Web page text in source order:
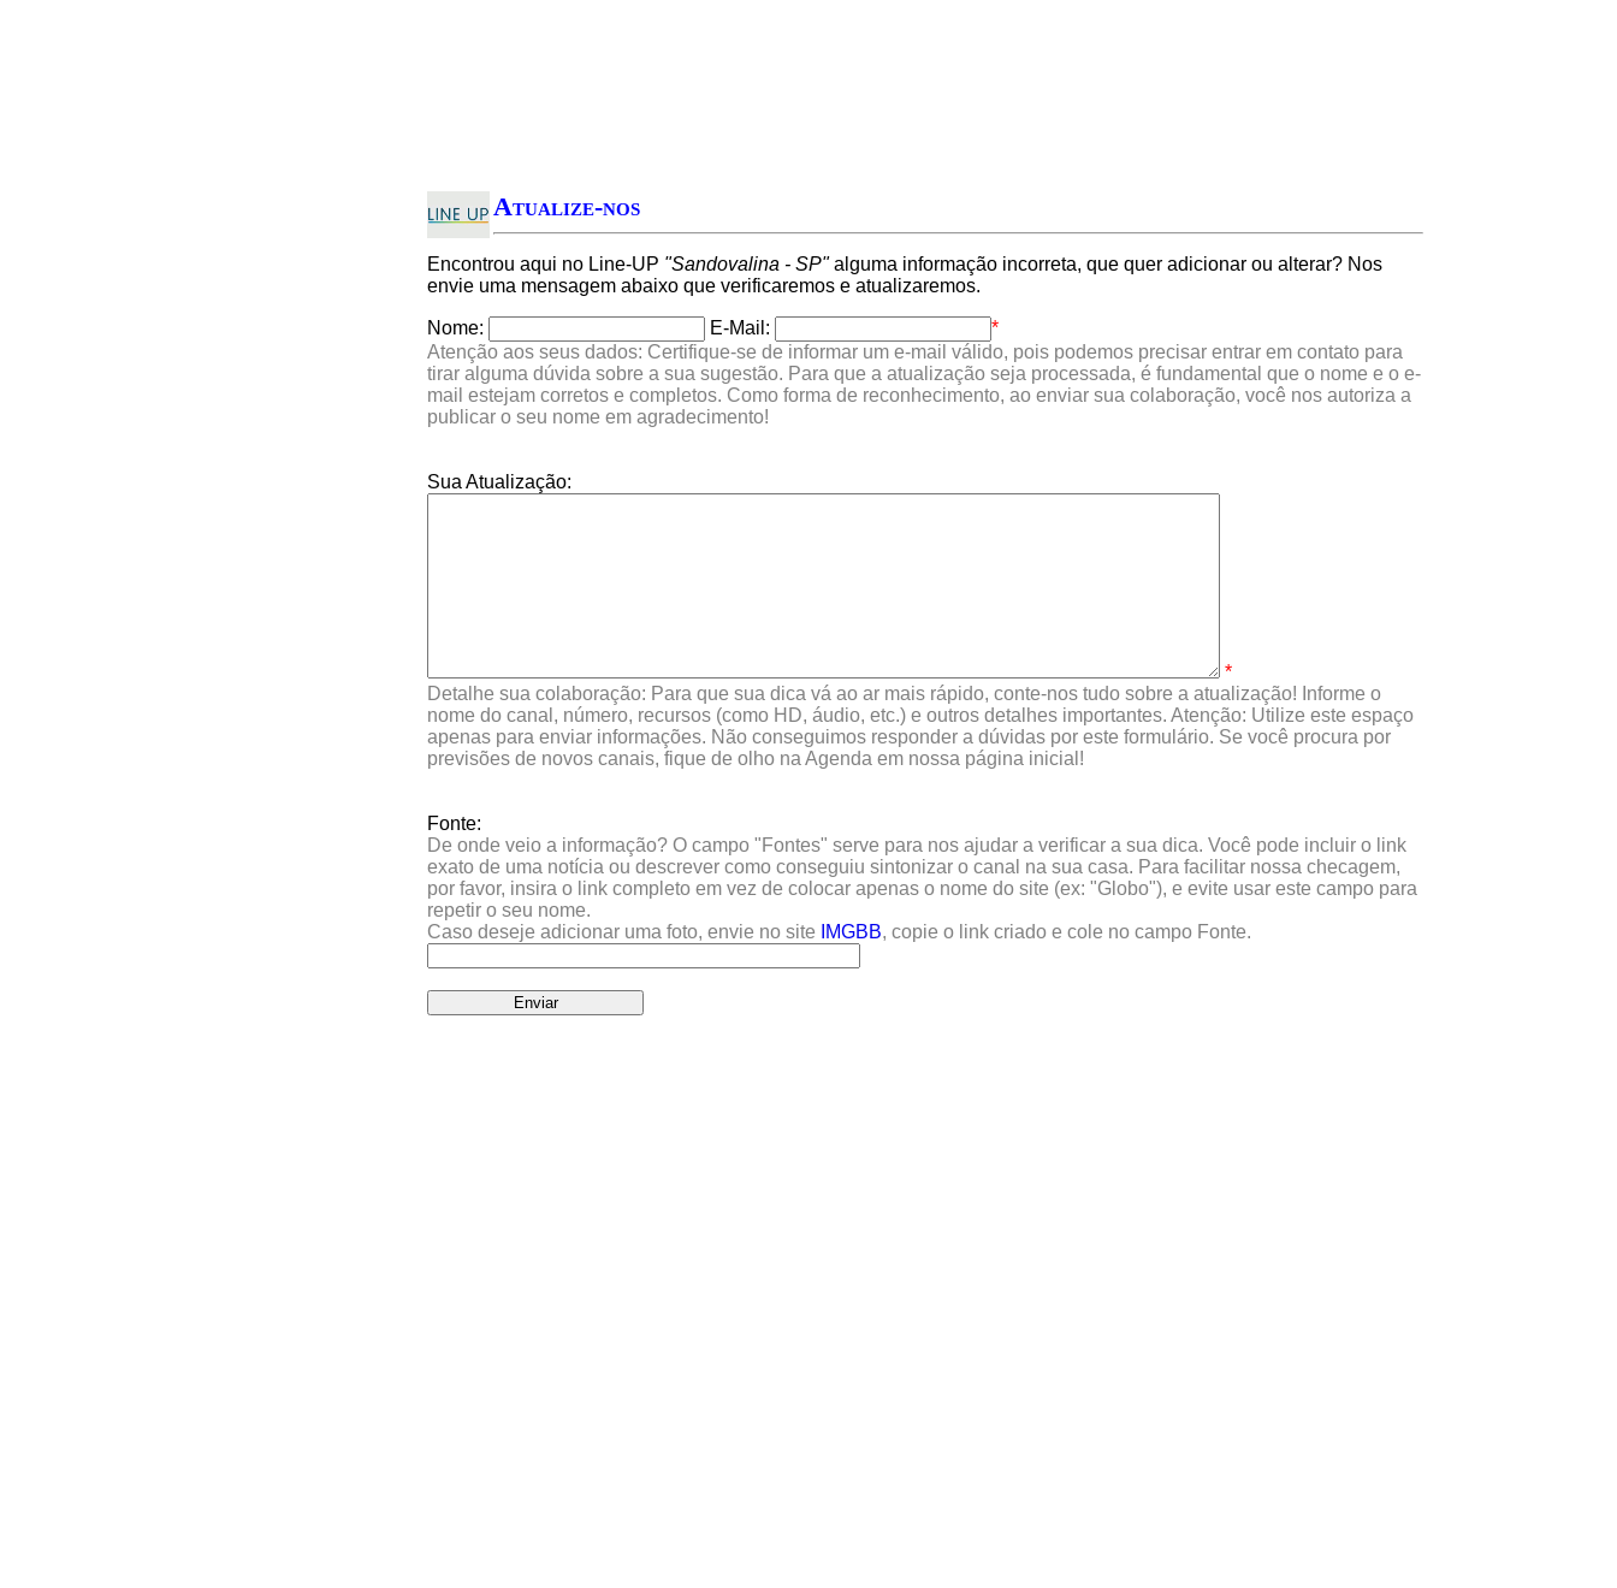
Atualize-nos
Encontrou aqui no Line-UP "Sandovalina - SP"alguma informação incorreta, que quer adicionar ou alterar? Nos
envie uma mensagem abaixo que verificaremos e atualizaremos.
Nome: E-Mail:
*
Atenção aos seus dados: Certifique-se de informar um e-mail válido, pois podemos precisar entrar em contato para
tirar alguma dúvida sobre a sua sugestão. Para que a atualização seja processada, é fundamental que o nome e o e-
mail estejam corretos e completos. Como forma de reconhecimento, ao enviar sua colaboração, você nos autoriza a
publicar o seu nome em agradecimento!
Sua Atualização:
*
Detalhe sua colaboração: Para que sua dica vá ao ar mais rápido, conte-nos tudo sobre a atualização! Informe o
nome do canal, número, recursos (como HD, áudio, etc.) e outros detalhes importantes. Atenção: Utilize este espaço
apenas para enviar informações. Não conseguimos responder a dúvidas por este formulário. Se você procura por
previsões de novos canais, fique de olho na Agenda em nossa página inicial!
Fonte:
De onde veio a informação? O campo "Fontes" serve para nos ajudar a verificar a sua dica. Você pode incluir o link
exato de uma notícia ou descrever como conseguiu sintonizar o canal na sua casa. Para facilitar nossa checagem,
por favor, insira o link completo em vez de colocar apenas o nome do site (ex: "Globo"), e evite usar este campo para
repetir o seu nome.
Caso deseje adicionar uma foto, envie no site
IMGBB, copie o link criado e cole no campo Fonte.